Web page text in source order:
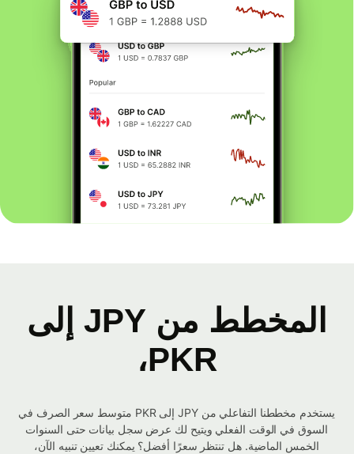
المخطط من JPY إلى
PKR،
يستخدم مخططنا التفاعلي من JPY إلى PKR متوسط ​​سعر الصرف في
السوق في الوقت الفعلي ويتيح لك عرض سجل بيانات حتى السنوات
الخمس الماضية. هل تنتظر سعرًا أفضل؟ يمكنك تعيين تنبيه الآن،